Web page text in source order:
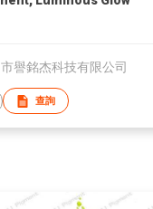
譽銘杰科技有限公司
查詢